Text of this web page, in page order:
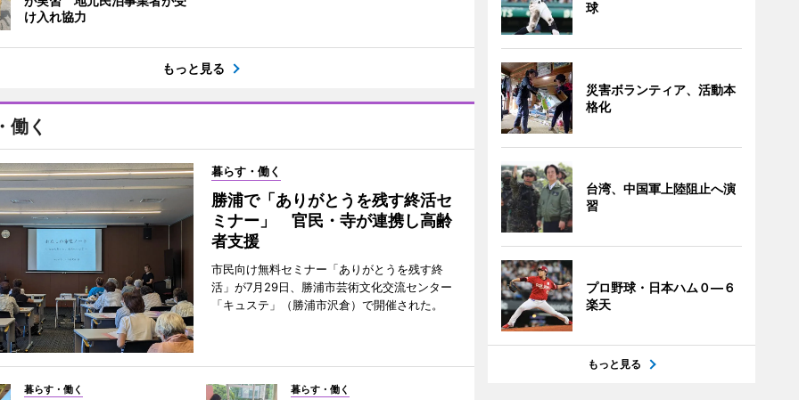
け入れ協力
もっと見る
働く
暮らす・働く
勝浦で「ありがとうを残す終活セ
ミナー」 官民・寺が連携し高齢
者支援
市民向け無料セミナー「ありがとうを残す終
活」が7月29日、勝浦市芸術文化交流センター
「キュステ」（勝浦市沢倉）で開催された。
暮らす・働く 暮らす・働く
球
災害ボランティア、活動本
格化
台湾、中国軍上陸阻止へ演
習
プロ野球・日本ハム０―６
楽天
もっと見る